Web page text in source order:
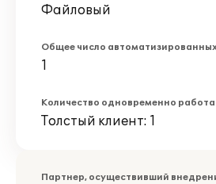
Файловый
Общее число
1
Количество одновременно
Толстый клиент: 1
Партнер, осуществивший